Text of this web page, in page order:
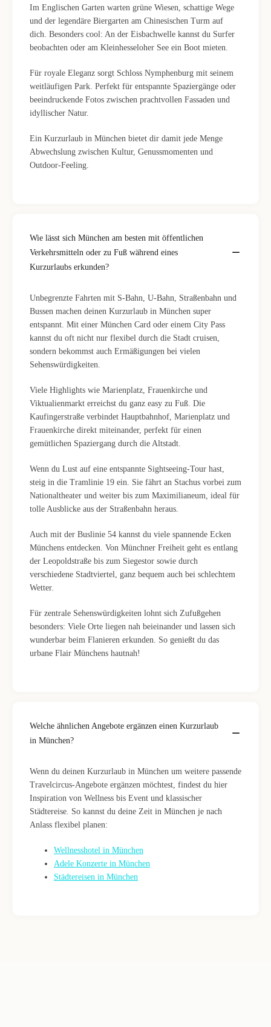
Im Englischen Garten warten grüne Wiesen, schattige Wege
und der legendäre Biergarten am Chinesischen Turm auf
dich. Besonders cool: An der Eisbachwelle kannst du Surfer
beobachten oder am Kleinhesseloher See ein Boot mieten.
Für royale Eleganz sorgt Schloss Nymphenburg mit seinem
weitläufigen Park. Perfekt für entspannte Spaziergänge oder
beeindruckende Fotos zwischen prachtvollen Fassaden und
idyllischer Natur.
Ein Kurzurlaub in München bietet dir damit jede Menge
Abwechslung zwischen Kultur, Genussmomenten und
Outdoor-Feeling.
Wie lässt sich München am besten mit öffentlichen
Verkehrsmitteln oder zu Fuß während eines
Kurzurlaubs erkunden?
Unbegrenzte Fahrten mit S-Bahn, U-Bahn, Straßenbahn und
Bussen machen deinen Kurzurlaub in München super
entspannt. Mit einer München Card oder einem City Pass
kannst du oft nicht nur flexibel durch die Stadt cruisen,
sondern bekommst auch Ermäßigungen bei vielen
Sehenswürdigkeiten.
Viele Highlights wie Marienplatz, Frauenkirche und
Viktualienmarkt erreichst du ganz easy zu Fuß. Die
Kaufingerstraße verbindet Hauptbahnhof, Marienplatz und
Frauenkirche direkt miteinander, perfekt für einen
gemütlichen Spaziergang durch die Altstadt.
Wenn du Lust auf eine entspannte Sightseeing-Tour hast,
steig in die Tramlinie 19 ein. Sie fährt an Stachus vorbei zum
Nationaltheater und weiter bis zum Maximilianeum, ideal für
tolle Ausblicke aus der Straßenbahn heraus.
Auch mit der Buslinie 54 kannst du viele spannende Ecken
Münchens entdecken. Von Münchner Freiheit geht es entlang
der Leopoldstraße bis zum Siegestor sowie durch
verschiedene Stadtviertel, ganz bequem auch bei schlechtem
Wetter.
Für zentrale Sehenswürdigkeiten lohnt sich Zufußgehen
besonders: Viele Orte liegen nah beieinander und lassen sich
wunderbar beim Flanieren erkunden. So genießt du das
urbane Flair Münchens hautnah!
Welche ähnlichen Angebote ergänzen einen Kurzurlaub
in München?
Wenn du deinen Kurzurlaub in München um weitere passende
Travelcircus-Angebote ergänzen möchtest, findest du hier
Inspiration von Wellness bis Event und klassischer
Städtereise. So kannst du deine Zeit in München je nach
Anlass flexibel planen:
Wellnesshotel in München
Adele Konzerte in München
Städtereisen in München